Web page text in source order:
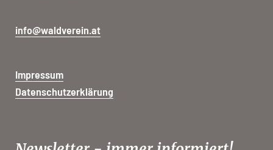
info@waldverein.at
Impressum
Datenschutzerklärung